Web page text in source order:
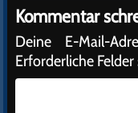
Kommentar
Deine E-Mail-
Erforderliche